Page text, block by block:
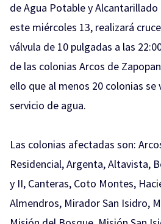
de Agua Potable y
este miércoles 13, realizará
válvula de 10 pulgadas a las
de las colonias Arcos de
ello que al menos 20 colonias
servicio de agua.
Las colonias afectadas son:
Residencial, Argenta, Altavista,
y II, Canteras, Coto Montes,
Almendros, Mirador San Isidro,